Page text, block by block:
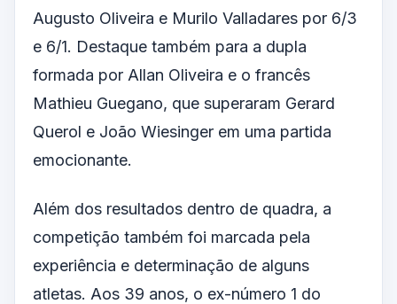
Augusto Oliveira e Murilo Valladares por 6/3
e 6/1. Destaque também para a dupla
formada por Allan Oliveira e o francês
Mathieu Guegano, que superaram Gerard
Querol e João Wiesinger em uma partida
emocionante.
Além dos resultados dentro de quadra, a
competição também foi marcada pela
experiência e determinação de alguns
atletas. Aos 39 anos, o ex-número 1 do